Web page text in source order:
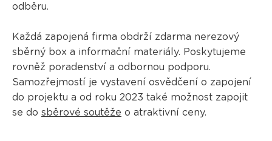
odběru.
Každá zapojená firma obdrží zdarma nerezový
sběrný box a informační materiály. Poskytujeme
rovněž poradenství a odbornou podporu.
Samozřejmostí je vystavení osvědčení o zapojení
do projektu a od roku 2023 také možnost zapojit
se do sběrové soutěže o atraktivní ceny.